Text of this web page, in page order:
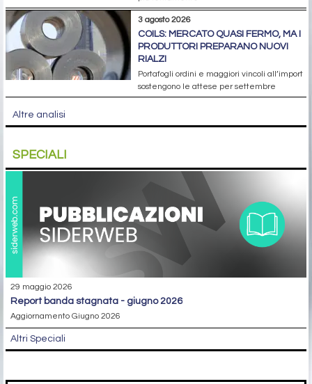
3 agosto 2026
COILS: MERCATO QUASI FERMO, MA I
PRODUTTORI PREPARANO NUOVI
RIALZI
Portafogli ordini e maggiori vincoli all’import
sostengono le attese per settembre
Altre analisi
SPECIALI
29 maggio 2026
report banda stagnata - giugno 2026
Aggiornamento Giugno 2026
Altri Speciali